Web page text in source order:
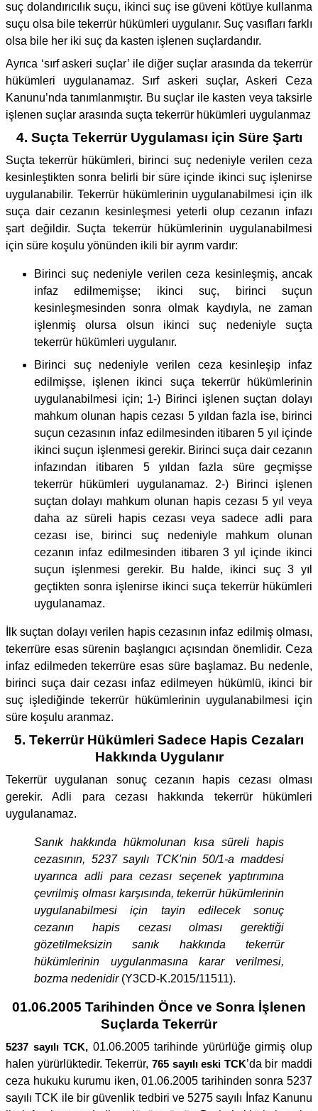
suç dolandırıcılık suçu, ikinci suç ise güveni kötüye kullanma
suçu olsa bile tekerrür hükümleri uygulanır. Suç vasıfları farklı
olsa bile her iki suç da kasten işlenen suçlardandır.
Ayrıca ‘sırf askeri suçlar’ ile diğer suçlar arasında da tekerrür
hükümleri uygulanamaz. Sırf askeri suçlar, Askeri Ceza
Kanunu’nda tanımlanmıştır. Bu suçlar ile kasten veya taksirle
işlenen suçlar arasında suçta tekerrür hükümleri uygulanmaz
4. Suçta Tekerrür Uygulaması için Süre Şartı
Suçta tekerrür hükümleri, birinci suç nedeniyle verilen ceza
kesinleştikten sonra belirli bir süre içinde ikinci suç işlenirse
uygulanabilir. Tekerrür hükümlerinin uygulanabilmesi için ilk
suça dair cezanın kesinleşmesi yeterli olup cezanın infazı
şart değildir. Suçta tekerrür hükümlerinin uygulanabilmesi
için süre koşulu yönünden ikili bir ayrım vardır:
Birinci suç nedeniyle verilen ceza kesinleşmiş, ancak
infaz edilmemişse; ikinci suç, birinci suçun
kesinleşmesinden sonra olmak kaydıyla, ne zaman
işlenmiş olursa olsun ikinci suç nedeniyle suçta
tekerrür hükümleri uygulanır.
Birinci suç nedeniyle verilen ceza kesinleşip infaz
edilmişse, işlenen ikinci suça tekerrür hükümlerinin
uygulanabilmesi için; 1-) Birinci işlenen suçtan dolayı
mahkum olunan hapis cezası 5 yıldan fazla ise, birinci
suçun cezasının infaz edilmesinden itibaren 5 yıl içinde
ikinci suçun işlenmesi gerekir. Birinci suça dair cezanın
infazından itibaren 5 yıldan fazla süre geçmişse
tekerrür hükümleri uygulanamaz. 2-) Birinci işlenen
suçtan dolayı mahkum olunan hapis cezası 5 yıl veya
daha az süreli hapis cezası veya sadece adli para
cezası ise, birinci suç nedeniyle mahkum olunan
cezanın infaz edilmesinden itibaren 3 yıl içinde ikinci
suçun işlenmesi gerekir. Bu halde, ikinci suç 3 yıl
geçtikten sonra işlenirse ikinci suça tekerrür hükümleri
uygulanamaz.
İlk suçtan dolayı verilen hapis cezasının infaz edilmiş olması,
tekerrüre esas sürenin başlangıcı açısından önemlidir. Ceza
infaz edilmeden tekerrüre esas süre başlamaz. Bu nedenle,
birinci suça dair cezası infaz edilmeyen hükümlü, ikinci bir
suç işlediğinde tekerrür hükümlerinin uygulanabilmesi için
süre koşulu aranmaz.
5. Tekerrür Hükümleri Sadece Hapis Cezaları
Hakkında Uygulanır
Tekerrür uygulanan sonuç cezanın hapis cezası olması
gerekir. Adli para cezası hakkında tekerrür hükümleri
uygulanamaz.
Sanık hakkında hükmolunan kısa süreli hapis
cezasının, 5237 sayılı TCK'nin 50/1-a maddesi
uyarınca adli para cezası seçenek yaptırımına
çevrilmiş olması karşısında, tekerrür hükümlerinin
uygulanabilmesi için tayin edilecek sonuç
cezanın hapis cezası olması gerektiği
gözetilmeksizin sanık hakkında tekerrür
hükümlerinin uygulanmasına karar verilmesi,
bozma nedenidir(Y3CD-K.2015/11511).
01.06.2005 Tarihinden Önce ve Sonra İşlenen
Suçlarda Tekerrür
5237 sayılı TCK, 01.06.2005 tarihinde yürürlüğe girmiş olup
halen yürürlüktedir. Tekerrür, 765 sayılı eski TCK’da bir maddi
ceza hukuku kurumu iken, 01.06.2005 tarihinden sonra 5237
sayılı TCK ile bir güvenlik tedbiri ve 5275 sayılı İnfaz Kanunu